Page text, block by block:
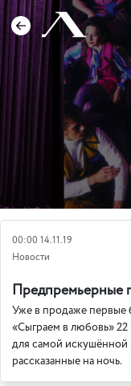
00:00 14.11.19
Новости
Предпремьерные
Уже в продаже первые
«Сыграем в любовь»
для самой искушённой
рассказанные на ночь.